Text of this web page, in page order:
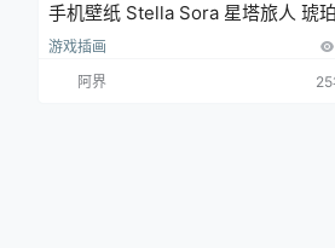
手机壁纸 Stella Sora 星塔旅人 琥
纸 插画美图
游戏插画
阿界